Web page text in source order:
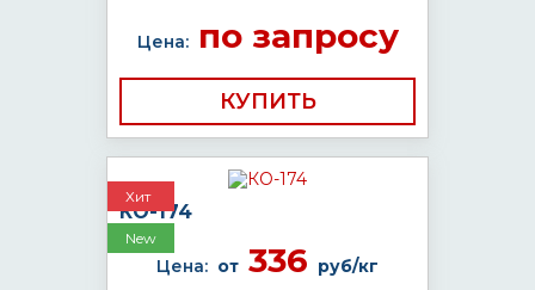
Цена:по запросу
КУПИТЬ
Хит
New
КО-174
Цена: от 336 руб/кг